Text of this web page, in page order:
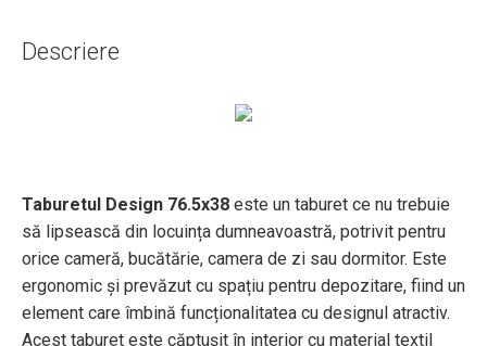
Descriere
Taburetul Design 76.5x38 este un taburet ce nu trebuie
să lipsească din locuința dumneavoastră, potrivit pentru
orice cameră, bucătărie, camera de zi sau dormitor. Este
ergonomic și prevăzut cu spațiu pentru depozitare, fiind un
element care îmbină funcționalitatea cu designul atractiv.
Acest taburet este căptușit în interior cu material textil